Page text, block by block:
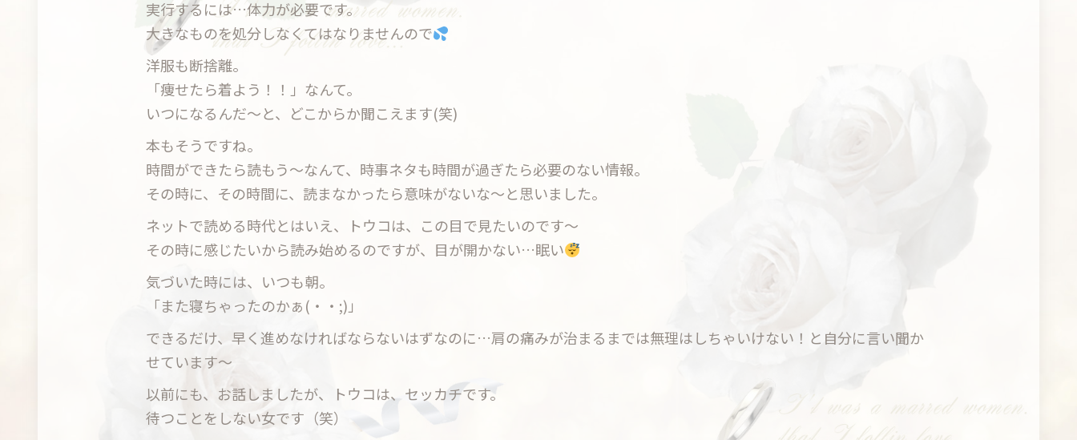
実行するには…体力が必要です。
大きなものを処分しなくてはなりませんので
洋服も断捨離。
「痩せたら着よう！！」なんて。
いつになるんだ〜と、どこからか聞こえます(笑)
本もそうですね。
時間ができたら読もう〜なんて、時事ネタも時間が過ぎたら必要のない情報。
その時に、その時間に、読まなかったら意味がないな〜と思いました。
ネットで読める時代とはいえ、トウコは、この目で見たいのです〜
その時に感じたいから読み始めるのですが、目が開かない…眠い
気づいた時には、いつも朝。
「また寝ちゃったのかぁ(・・;)」
できるだけ、早く進めなければならないはずなのに…肩の痛みが治まるまでは無理はしちゃいけない！と自分に言い聞か
せています〜
以前にも、お話しましたが、トウコは、セッカチです。
待つことをしない女です（笑）